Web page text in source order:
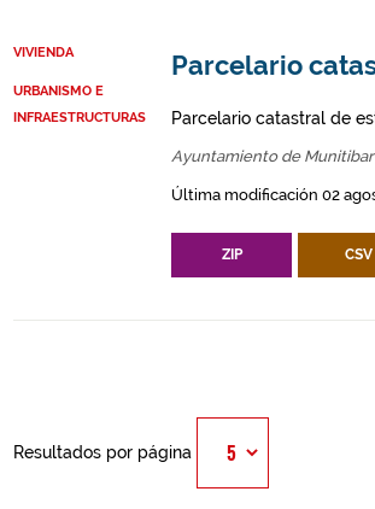
VIVIENDA
URBANISMO E
INFRAESTRUCTURAS
Parcelario
Parcelario catastral de
Ayuntamiento de
Última modificación 02
ZIP CSV
Resultados por página